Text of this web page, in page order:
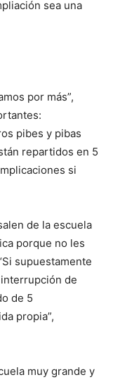
sea una
por más”,
pibes y pibas
repartidos en 5
si
de la escuela
porque no les
supuestamente
de
de 5
propia”,
muy grande y